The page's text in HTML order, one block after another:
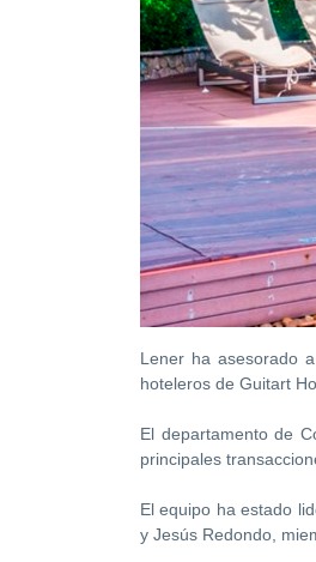
Lener ha asesorado
hoteleros de Guitart
El departamento de
principales
El equipo ha estado
y Jesús Redondo,